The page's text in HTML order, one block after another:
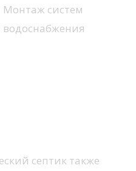
Монтаж систем
водоснабжения
септик также